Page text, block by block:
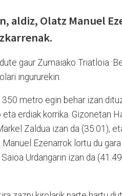
aldiz, Olatz Manuel
gaur Zumaiako Triatloia.
ingururekin.
metro egin behar izan
erdiak korrika. Gizonetan
Zaldua izan da (35:01),
Ezenarrok lortu du
Urdangarin izan da